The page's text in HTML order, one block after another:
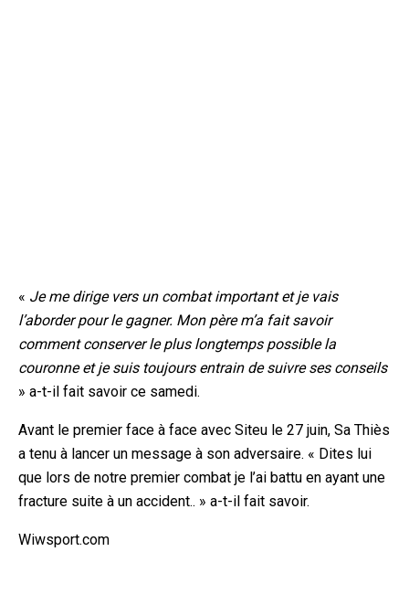
« Je me dirige vers un combat important et je vais
l’aborder pour le gagner. Mon père m’a fait savoir
comment conserver le plus longtemps possible la
couronne et je suis toujours entrain de suivre ses conseils
» a-t-il fait savoir ce samedi.
Avant le premier face à face avec Siteu le 27 juin, Sa Thiès
a tenu à lancer un message à son adversaire. « Dites lui
que lors de notre premier combat je l’ai battu en ayant une
fracture suite à un accident.. » a-t-il fait savoir.
Wiwsport.com